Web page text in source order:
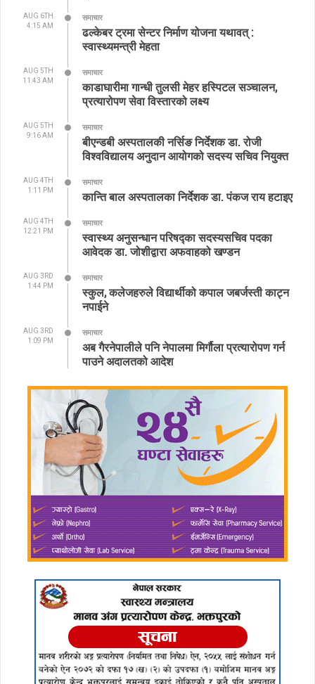
AUG 6TH
4:15 AM
समाचार
ढल्केबर ट्रमा सेन्टर निर्माण योजना यथावत् :
स्वास्थ्यमन्त्री मेहता
AUG 5TH
11:43 AM
समाचार
काडाघारीमा गान्धी तुलसी मेहर हस्पिटल सञ्चालन,
प्रत्यारोपण सेवा विस्तारको लक्ष्य
AUG 5TH
9:16 AM
समाचार
बीएन्डबी अस्पतालकी नर्सिङ निर्देशक डा. रोजी
विश्वविद्यालय अनुदान आयोगको सदस्य सचिव नियुक्त
AUG 4TH
1:11 PM
समाचार
कान्ति बाल अस्पतालका निर्देशक डा. पंकज राय हटाइए
AUG 4TH
12:21 PM
समाचार
स्वास्थ्य अनुसन्धान परिषद्का सदस्यसचिव पदका
आवेदक डा. जोशीद्वारा अफवाहको खण्डन
AUG 3RD
1:44 PM
समाचार
स्कुल, कलेजहरुले विद्यार्थीको कपाल जबर्जस्ती काट्न
नपाईने
AUG 3RD
1:09 PM
समाचार
अब गैरनेपालीले पनि नेपालमा मिर्गौला प्रत्यारोपण गर्न
पाउने अदालतको आदेश